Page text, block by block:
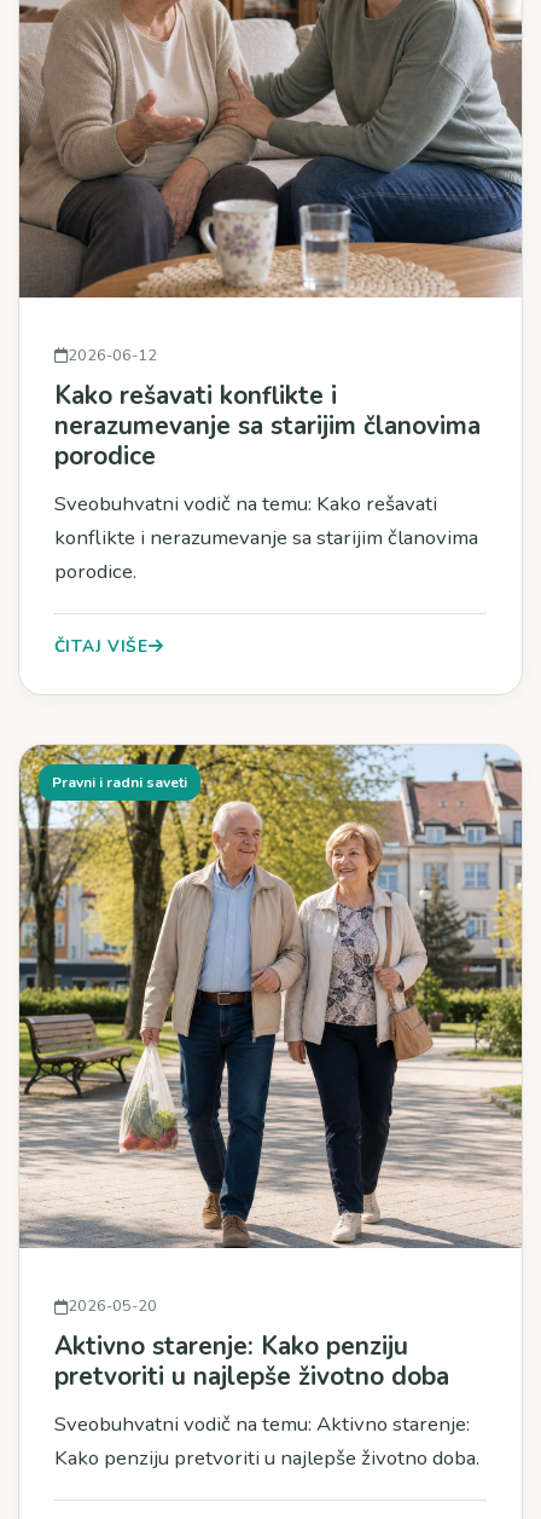
2026-06-12
Kako rešavati konflikte i
nerazumevanje sa starijim članovima
porodice
Sveobuhvatni vodič na temu: Kako rešavati
konflikte i nerazumevanje sa starijim članovima
porodice.
ČITAJ VIŠE
Pravni i radni saveti
2026-05-20
Aktivno starenje: Kako penziju
pretvoriti u najlepše životno doba
Sveobuhvatni vodič na temu: Aktivno starenje:
Kako penziju pretvoriti u najlepše životno doba.